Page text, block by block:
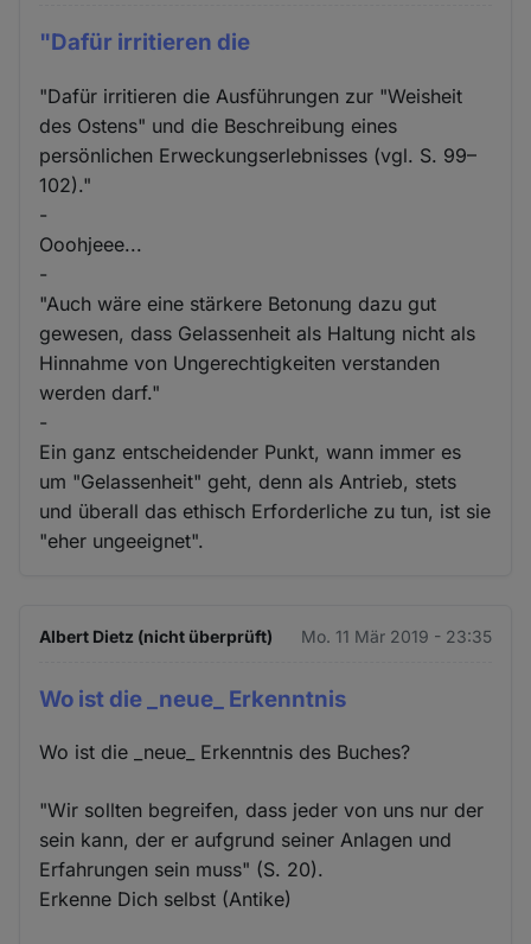
"Dafür irritieren die
"Dafür irritieren die Ausführungen zur "Weisheit
des Ostens" und die Beschreibung eines
persönlichen Erweckungserlebnisses (vgl. S. 99–
102)."
-
Ooohjeee...
-
"Auch wäre eine stärkere Betonung dazu gut
gewesen, dass Gelassenheit als Haltung nicht als
Hinnahme von Ungerechtigkeiten verstanden
werden darf."
-
Ein ganz entscheidender Punkt, wann immer es
um "Gelassenheit" geht, denn als Antrieb, stets
und überall das ethisch Erforderliche zu tun, ist sie
"eher ungeeignet".
Albert Dietz (nicht überprüft) Mo. 11 Mär 2019 - 23:35
Wo ist die _neue_ Erkenntnis
Wo ist die _neue_ Erkenntnis des Buches?
"Wir sollten begreifen, dass jeder von uns nur der
sein kann, der er aufgrund seiner Anlagen und
Erfahrungen sein muss" (S. 20).
Erkenne Dich selbst (Antike)